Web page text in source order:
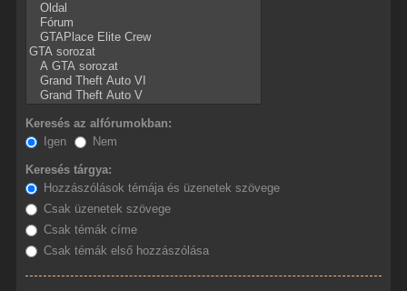
Keresés az alfórumokban:
Igen
Nem
Keresés tárgya:
Hozzászólások témája és üzenetek szövege
Csak üzenetek szövege
Csak témák címe
Csak témák első hozzászólása